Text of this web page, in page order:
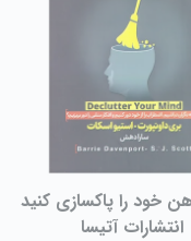
خود را پاکسازی‌ کنید
انتشارات‌ آتیسا